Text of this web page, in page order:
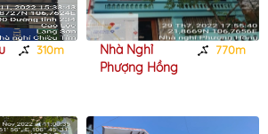
310m
Nhà Nghỉ
Phượng Hồng
770m